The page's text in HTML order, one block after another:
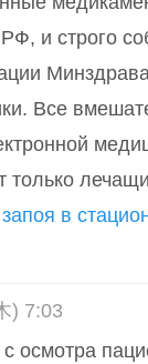
и строго
Все
только
в
) 7:03
осмотра